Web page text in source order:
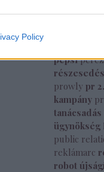
Policy
pepsi
részesedés
prowly pr
kampány
tanácsadás
ügynökség
public
reklámarc
robot